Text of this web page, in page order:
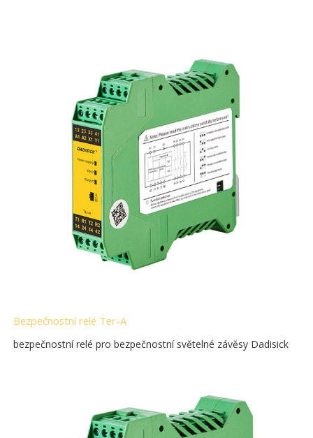
Bezpečnostní relé Ter-A
bezpečnostní relé pro bezpečnostní světelné závěsy Dadisick